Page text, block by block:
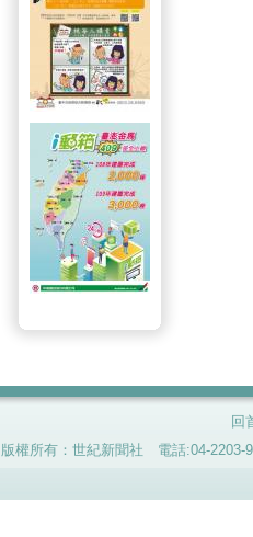
回
版權所有：世紀新聞社 電話:04-2203-